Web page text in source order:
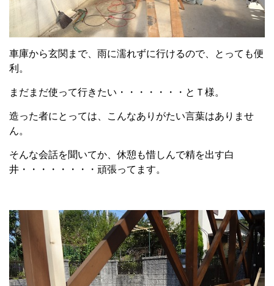
車庫から玄関まで、雨に濡れずに行けるので、とっても便
利。
まだまだ使って行きたい・・・・・・・とＴ様。
造った者にとっては、こんなありがたい言葉はありませ
ん。
そんな会話を聞いてか、休憩も惜しんで精を出す白
井・・・・・・・・頑張ってます。